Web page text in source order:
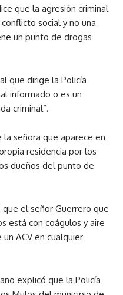
que la agresión criminal
social y no una
un punto de drogas
que dirige la Policía
informado o es un
criminal”.
la señora que aparece en
residencia por los
dueños del punto de
el señor Guerrero que
está con coágulos y aire
ACV en cualquier
explicó que la Policía